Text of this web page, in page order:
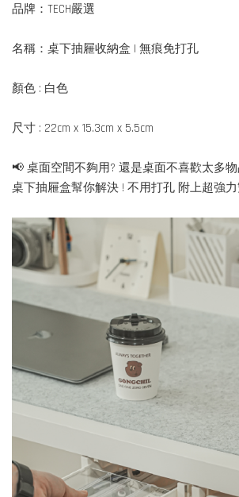
品牌：TECH嚴選
名稱：桌下抽屜收納盒 | 無痕免打孔
顏色 : 白色
尺寸 : 22cm x 15.3cm x 5.5cm
📢 桌面空間不夠用? 還是桌面不喜歡太多物
桌下抽屜盒幫你解決 ! 不用打孔 附上超強力